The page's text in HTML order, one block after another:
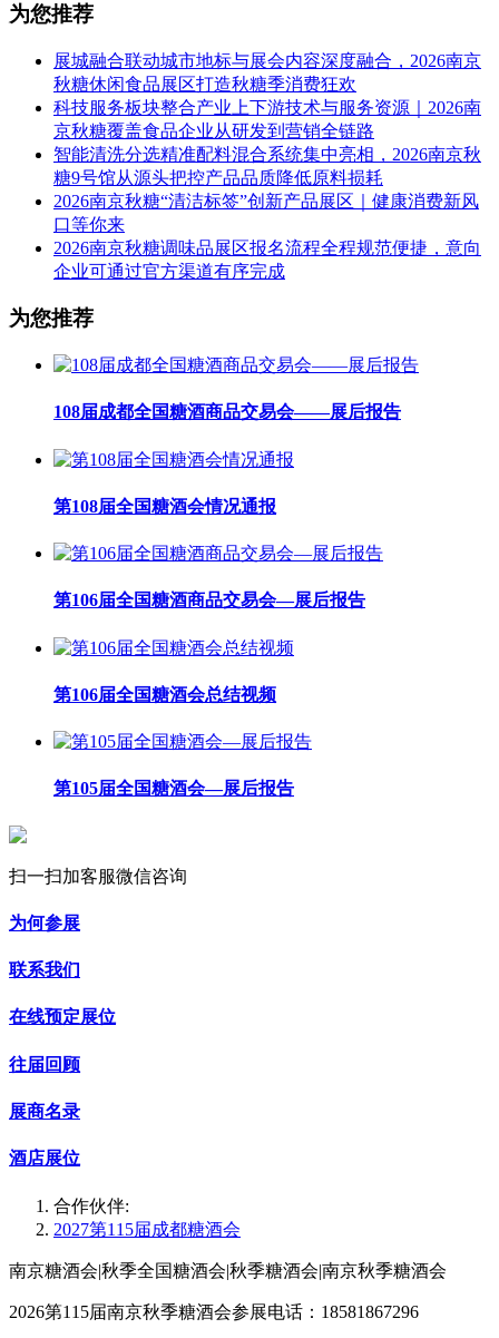
为您推荐
展城融合联动城市地标与展会内容深度融合，2026南京
秋糖休闲食品展区打造秋糖季消费狂欢
科技服务板块整合产业上下游技术与服务资源｜2026南
京秋糖覆盖食品企业从研发到营销全链路
智能清洗分选精准配料混合系统集中亮相，2026南京秋
糖9号馆从源头把控产品品质降低原料损耗
2026南京秋糖“清洁标签”创新产品展区｜健康消费新风
口等你来
2026南京秋糖调味品展区报名流程全程规范便捷，意向
企业可通过官方渠道有序完成
为您推荐
108届成都全国糖酒商品交易会——展后报告
第108届全国糖酒会情况通报
第106届全国糖酒商品交易会—展后报告
第106届全国糖酒会总结视频
第105届全国糖酒会—展后报告
扫一扫加客服微信咨询
为何参展
联系我们
在线预定展位
往届回顾
展商名录
酒店展位
合作伙伴:
2027第115届成都糖酒会
南京糖酒会|秋季全国糖酒会|秋季糖酒会|南京秋季糖酒会
2026第115届南京秋季糖酒会参展电话：18581867296